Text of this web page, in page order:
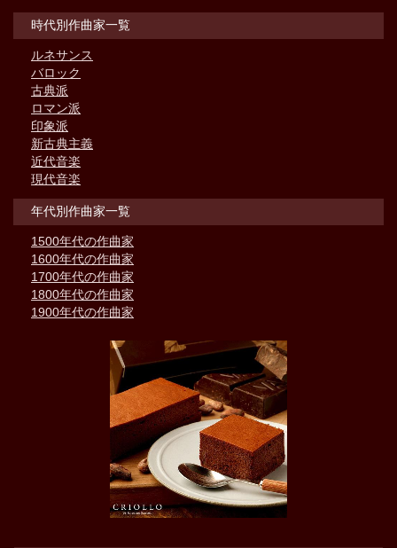
時代別作曲家一覧
ルネサンス
バロック
古典派
ロマン派
印象派
新古典主義
近代音楽
現代音楽
年代別作曲家一覧
1500年代の作曲家
1600年代の作曲家
1700年代の作曲家
1800年代の作曲家
1900年代の作曲家